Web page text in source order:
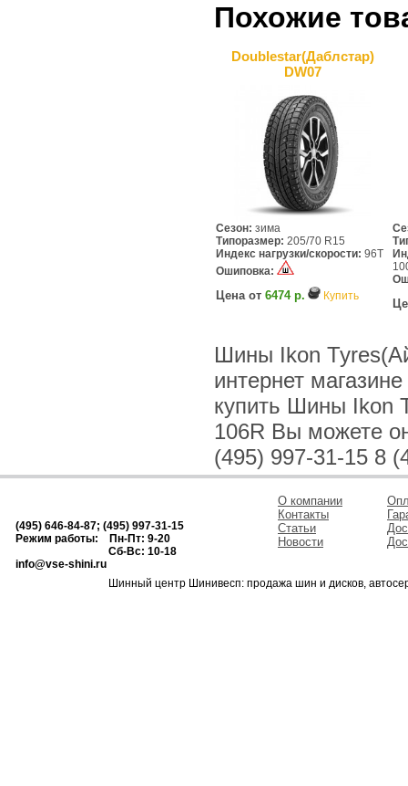
Похожие
Doublestar(Даблcтар)
DW07
Сезон: зима
Типоразмер: 205/70 R15
Индекс нагрузки/скорости: 96T
Ошиповка:
Цена от 6474 р. Купить
Шины Ikon
интернет
купить Шины Ikon
106R Вы можете
(495) 997-31-15 8
(495) 646-84-87; (495) 997-31-15
Режим работы: Пн-Пт: 9-20
Сб-Вс: 10-18
info@vse-shini.ru
О компании
Контакты
Статьи
Новости
Шинный центр Шинивесп: продажа шин и дисков,